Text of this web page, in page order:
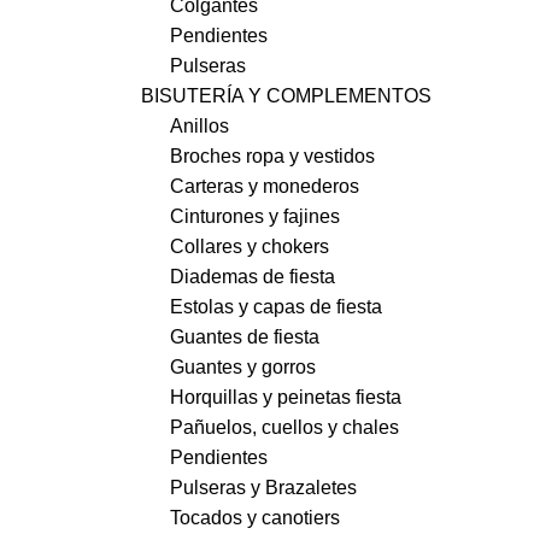
Colgantes
Pendientes
Pulseras
BISUTERÍA Y COMPLEMENTOS
Anillos
Broches ropa y vestidos
Carteras y monederos
Cinturones y fajines
Collares y chokers
Diademas de fiesta
Estolas y capas de fiesta
Guantes de fiesta
Guantes y gorros
Horquillas y peinetas fiesta
Pañuelos, cuellos y chales
Pendientes
Pulseras y Brazaletes
Tocados y canotiers